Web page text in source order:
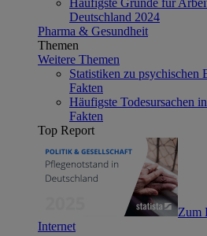
Deutschland 2024
Pharma & Gesundheit
Themen
Weitere Themen
Statistiken zu psychischen
Fakten
Häufigste Todesursachen
Fakten
Top Report
Zum
Internet